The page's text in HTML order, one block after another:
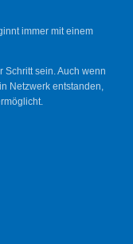
immer mit einem
Schritt sein. Auch wenn
Netzwerk entstanden,